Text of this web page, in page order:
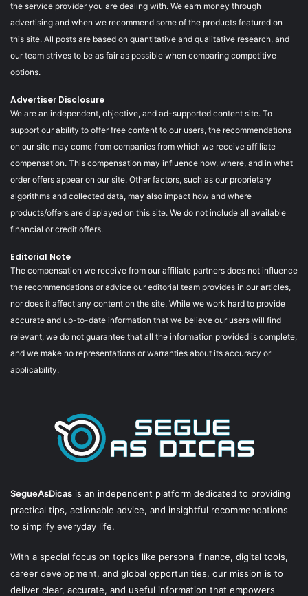
the service provider you are dealing with. We earn money through
advertising and when we recommend some of the products featured on
this site. All posts are based on quantitative and qualitative research, and
our team strives to be as fair as possible when comparing competitive
options.
Advertiser Disclosure
We are an independent, objective, and ad-supported content site. To
support our ability to offer free content to our users, the recommendations
on our site may come from companies from which we receive affiliate
compensation. This compensation may influence how, where, and in what
order offers appear on our site. Other factors, such as our proprietary
algorithms and collected data, may also impact how and where
products/offers are displayed on this site. We do not include all available
financial or credit offers.
Editorial Note
The compensation we receive from our affiliate partners does not influence
the recommendations or advice our editorial team provides in our articles,
nor does it affect any content on the site. While we work hard to provide
accurate and up-to-date information that we believe our users will find
relevant, we do not guarantee that all the information provided is complete,
and we make no representations or warranties about its accuracy or
applicability.
SegueAsDicas is an independent platform dedicated to providing
practical tips, actionable advice, and insightful recommendations
to simplify everyday life.
With a special focus on topics like personal finance, digital tools,
career development, and global opportunities, our mission is to
deliver clear, accurate, and useful information that empowers